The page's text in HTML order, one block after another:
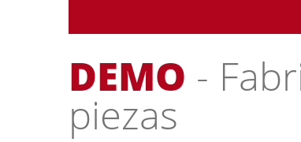
DEMO -
piezas